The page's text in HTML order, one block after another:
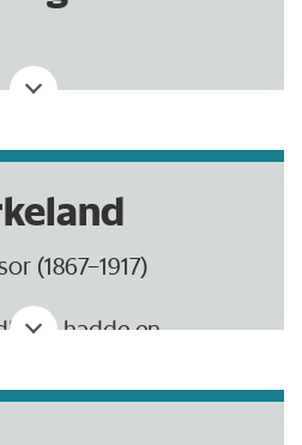
(1867–1917)
hadde en